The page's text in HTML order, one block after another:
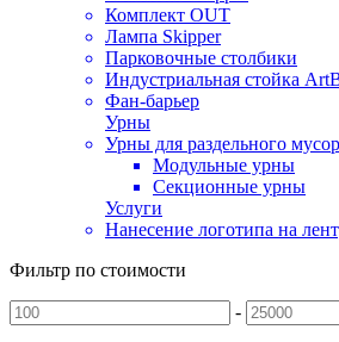
Комплект OUT
Лампа Skipper
Парковочные столбики
Индустриальная стойка
Фан-барьер
Урны
Урны для раздельного
Модульные урны
Секционные урны
Услуги
Нанесение логотипа на
Фильтр по стоимости
-